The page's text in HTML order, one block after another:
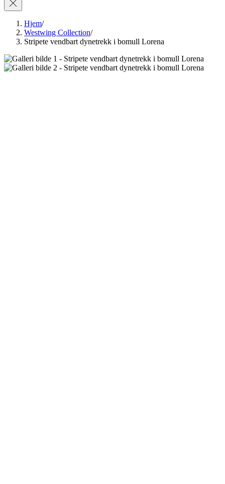
Hjem/
Westwing Collection/
Stripete vendbart dynetrekk i bomull Lorena